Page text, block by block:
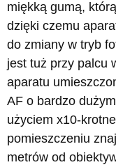
miękką gumą,
dzięki czemu
do zmiany w tryb
jest tuż przy palcu
aparatu
AF o bardzo
użyciem x10-
pomieszczeniu
metrów od